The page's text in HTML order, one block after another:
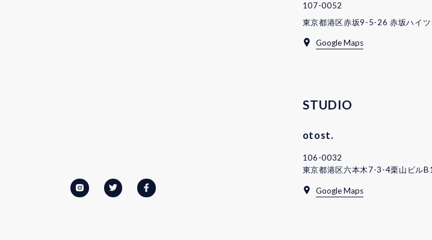
107-0052
東京都港区赤坂9-5-26 赤坂ハイ
Google Maps
STUDIO
otost.
106-0032
東京都港区六本木7-3-4栗山ビル
Google Maps